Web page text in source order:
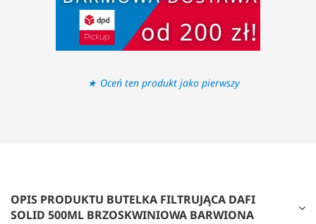
Oceń ten produkt jako pierwszy
OPIS PRODUKTU BUTELKA FILTRUJĄCA DAFI
SOLID 500ML BRZOSKWINIOWA BARWIONA